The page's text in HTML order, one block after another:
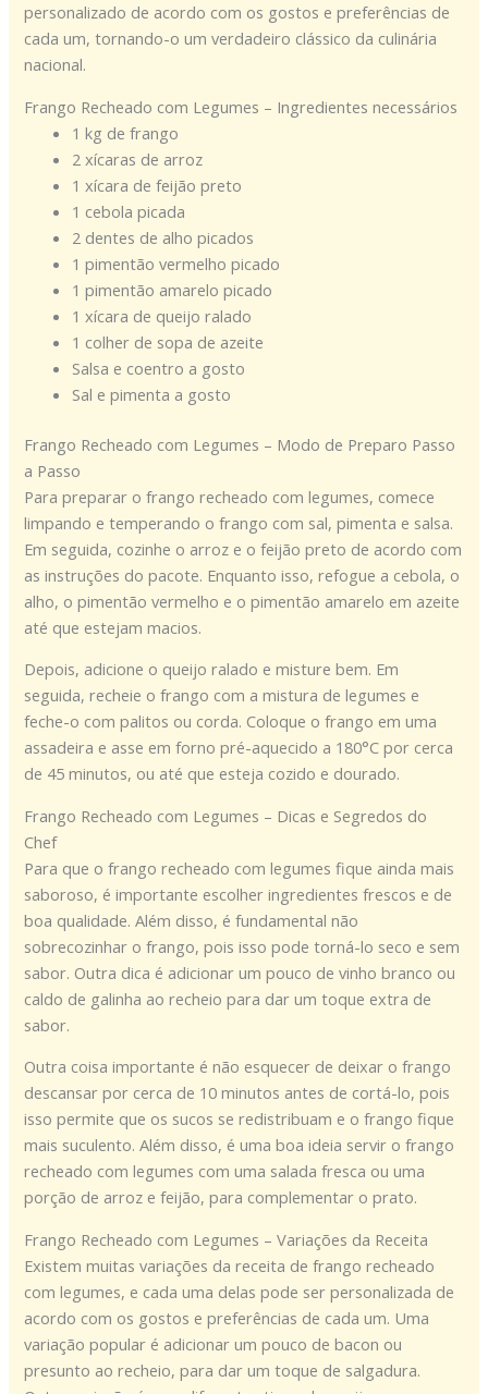
personalizado de acordo com os gostos e preferências de
cada um, tornando-o um verdadeiro clássico da culinária
nacional.
Frango Recheado com Legumes – Ingredientes necessários
1 kg de frango
2 xícaras de arroz
1 xícara de feijão preto
1 cebola picada
2 dentes de alho picados
1 pimentão vermelho picado
1 pimentão amarelo picado
1 xícara de queijo ralado
1 colher de sopa de azeite
Salsa e coentro a gosto
Sal e pimenta a gosto
Frango Recheado com Legumes – Modo de Preparo Passo
a Passo
Para preparar o frango recheado com legumes, comece
limpando e temperando o frango com sal, pimenta e salsa.
Em seguida, cozinhe o arroz e o feijão preto de acordo com
as instruções do pacote. Enquanto isso, refogue a cebola, o
alho, o pimentão vermelho e o pimentão amarelo em azeite
até que estejam macios.
Depois, adicione o queijo ralado e misture bem. Em
seguida, recheie o frango com a mistura de legumes e
feche-o com palitos ou corda. Coloque o frango em uma
assadeira e asse em forno pré-aquecido a 180°C por cerca
de 45 minutos, ou até que esteja cozido e dourado.
Frango Recheado com Legumes – Dicas e Segredos do
Chef
Para que o frango recheado com legumes fique ainda mais
saboroso, é importante escolher ingredientes frescos e de
boa qualidade. Além disso, é fundamental não
sobrecozinhar o frango, pois isso pode torná-lo seco e sem
sabor. Outra dica é adicionar um pouco de vinho branco ou
caldo de galinha ao recheio para dar um toque extra de
sabor.
Outra coisa importante é não esquecer de deixar o frango
descansar por cerca de 10 minutos antes de cortá-lo, pois
isso permite que os sucos se redistribuam e o frango fique
mais suculento. Além disso, é uma boa ideia servir o frango
recheado com legumes com uma salada fresca ou uma
porção de arroz e feijão, para complementar o prato.
Frango Recheado com Legumes – Variações da Receita
Existem muitas variações da receita de frango recheado
com legumes, e cada uma delas pode ser personalizada de
acordo com os gostos e preferências de cada um. Uma
variação popular é adicionar um pouco de bacon ou
presunto ao recheio, para dar um toque de salgadura.